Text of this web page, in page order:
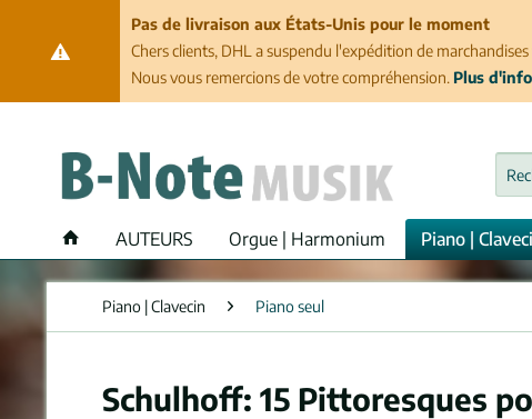
Pas de livraison aux États-Unis pour le moment
Chers clients, DHL a suspendu l'expédition de
Nous vous remercions de votre compréhension. Plus
AUTEURS Orgue | Harmonium Piano |
Piano | Clavecin Piano seul
Schulhoff: 15 Pittoresques